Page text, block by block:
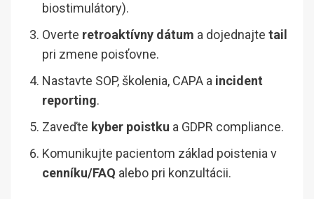
biostimulátory).
Overte retroaktívny dátum a dojednajte tail
pri zmene poisťovne.
Nastavte SOP, školenia, CAPA a incident
reporting.
Zaveďte kyber poistku a GDPR compliance.
Komunikujte pacientom základ poistenia v
cenníku/FAQ alebo pri konzultácii.